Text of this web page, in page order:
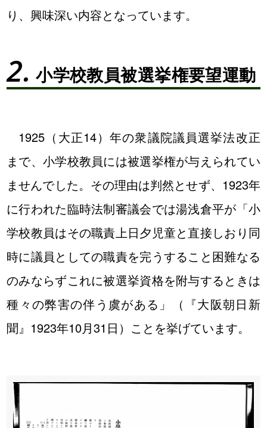
り、興味深い内容となっています。
小学校教員被選挙権要望運動
1925（大正14）年の衆議院議員選挙法改正
まで、小学校教員には被選挙権が与えられてい
ませんでした。その理由は判然とせず、1923年
に行われた臨時法制審議会では湯浅倉平が「小
学校教員はその職責上日夕児童と直接しおり同
時に議員としての職責を完うすること困難なる
のみならずこれに被選挙資格を附与するときは
種々の弊害の伴う虞がある」（『大阪朝日新
聞』1923年10月31日）ことを挙げています。